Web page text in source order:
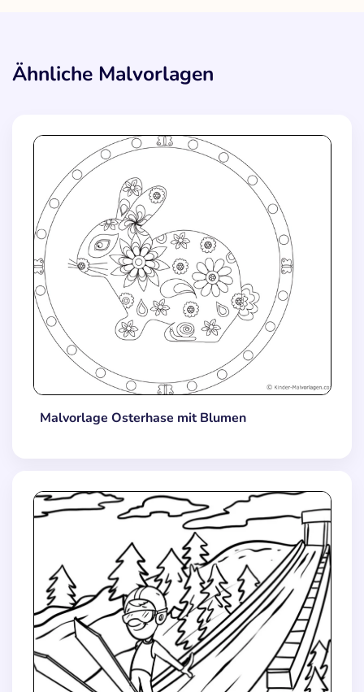
Ähnliche Malvorlagen
Malvorlage Osterhase mit Blumen